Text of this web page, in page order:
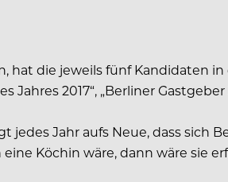
hat die jeweils fünf Kandidaten
Jahres 2017“, „Berliner Gastgeber
jedes Jahr aufs Neue, dass sich
Köchin wäre, dann wäre sie